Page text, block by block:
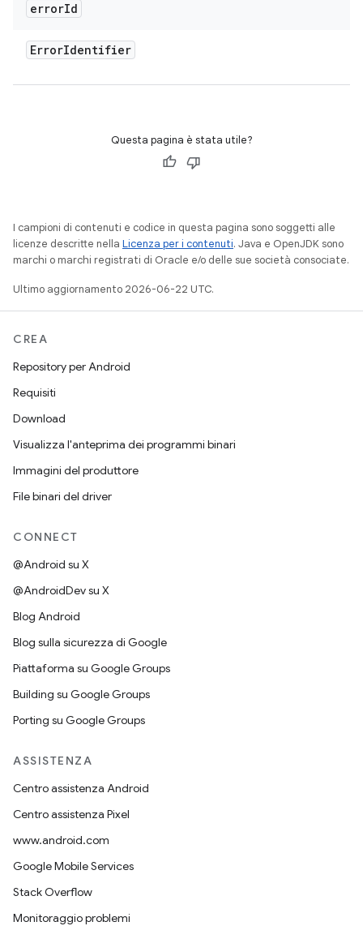
errorId
ErrorIdentifier
Questa pagina è stata utile?
I campioni di contenuti e codice in questa pagina sono soggetti alle
licenze descritte nella Licenza per i contenuti. Java e OpenJDK sono
marchi o marchi registrati di Oracle e/o delle sue società consociate.
Ultimo aggiornamento 2026-06-22 UTC.
CREA
Repository per Android
Requisiti
Download
Visualizza l'anteprima dei programmi binari
Immagini del produttore
File binari del driver
CONNECT
@Android su X
@AndroidDev su X
Blog Android
Blog sulla sicurezza di Google
Piattaforma su Google Groups
Building su Google Groups
Porting su Google Groups
ASSISTENZA
Centro assistenza Android
Centro assistenza Pixel
www.android.com
Google Mobile Services
Stack Overflow
Monitoraggio problemi